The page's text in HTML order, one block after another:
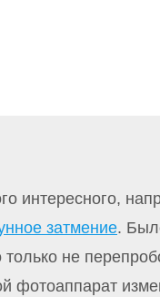
интересного,
затмение.
не
фотоаппарат